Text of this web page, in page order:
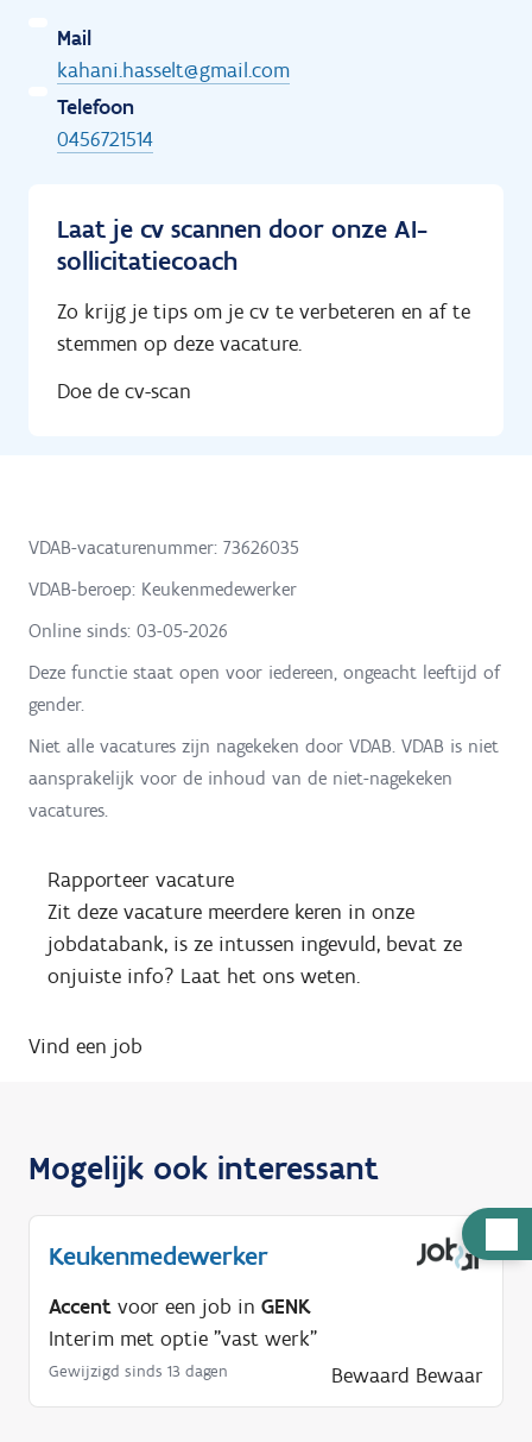
u
Mail
kahani.hasselt@gmail.com
Telefoon
0456721514
Laat je cv scannen door onze AI-
sollicitatiecoach
Zo krijg je tips om je cv te verbeteren en af te
stemmen op deze vacature.
Doe de cv-scan
VDAB-vacaturenummer: 73626035
VDAB-beroep: Keukenmedewerker
Online sinds: 03-05-2026
Deze functie staat open voor iedereen, ongeacht leeftijd of
gender.
Niet alle vacatures zijn nagekeken door VDAB. VDAB is niet
aansprakelijk voor de inhoud van de niet-nagekeken
vacatures.
Rapporteer vacature
Zit deze vacature meerdere keren in onze
jobdatabank, is ze intussen ingevuld, bevat ze
onjuiste info? Laat het ons weten.
Vind een job
Mogelijk ook interessant
Keukenmedewerker
Accent voor een job in GENK
Interim met optie "vast werk"
Gewijzigd sinds 13 dagen Bewaard Bewaar